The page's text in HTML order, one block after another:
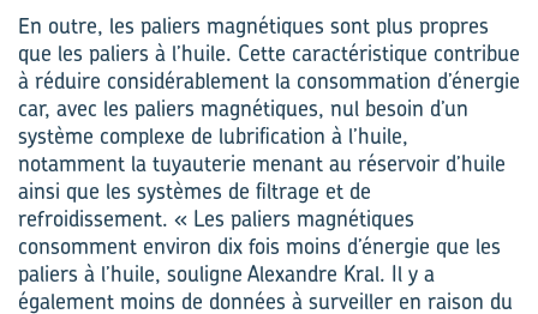
En outre, les paliers magnétiques sont plus propres
que les paliers à l’huile. Cette caractéristique contribue
à réduire considérablement la consommation d’énergie
car, avec les paliers magnétiques, nul besoin d’un
système complexe de lubrification à l’huile,
notamment la tuyauterie menant au réservoir d’huile
ainsi que les systèmes de filtrage et de
refroidissement. « Les paliers magnétiques
consomment environ dix fois moins d’énergie que les
paliers à l’huile, souligne Alexandre Kral. Il y a
également moins de données à surveiller en raison du